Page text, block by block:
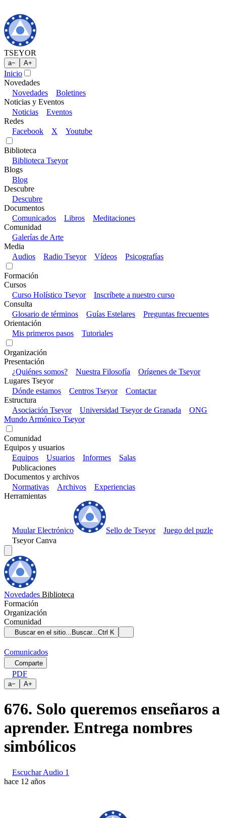
TSEYOR
a− A+
Inicio
Novedades
Novedades
Boletines
Noticias y Eventos
Noticias
Eventos
Redes
Facebook
X Youtube
Biblioteca
Biblioteca Tseyor
Blogs
Blog
Descubre
Descubre
Documentos
Comunicados
Libros
Meditaciones
Comunidad
Galerías de Arte
Media
Audios
Radio Tseyor Vídeos Psicografías
Formación
Cursos
Curso Holístico Tseyor
Inscríbete a nuestro curso
Consulta
Glosario de términos
Guías Estelares
Preguntas frecuentes
Orientación
Mis primeros pasos
Tutoriales
Organización
Presentación
¿Quiénes somos?
Nuestra Filosofía
Orígenes de Tseyor
Lugares Tseyor
Dónde estamos
Centros Tseyor
Contactar
Estructura
Asociación Tseyor
Universidad Tseyor de Granada
ONG
Mundo Armónico Tseyor
Comunidad
Equipos y usuarios
Equipos
Usuarios Informes
Salas
Publicaciones
Documentos y archivos
Normativas
Archivos
Experiencias
Herramientas
Muular Electrónico Sello de Tseyor
Juego del puzle
Tseyor Canva
Novedades Biblioteca
Formación
Organización
Comunidad
Buscar en el sitio... Buscar...Ctrl K
Comunicados
Comparte
PDF
a− A+
676. Solo queremos enseñaros a
aprender. Entrega nombres
simbólicos
Escuchar Audio 1
hace 12 años